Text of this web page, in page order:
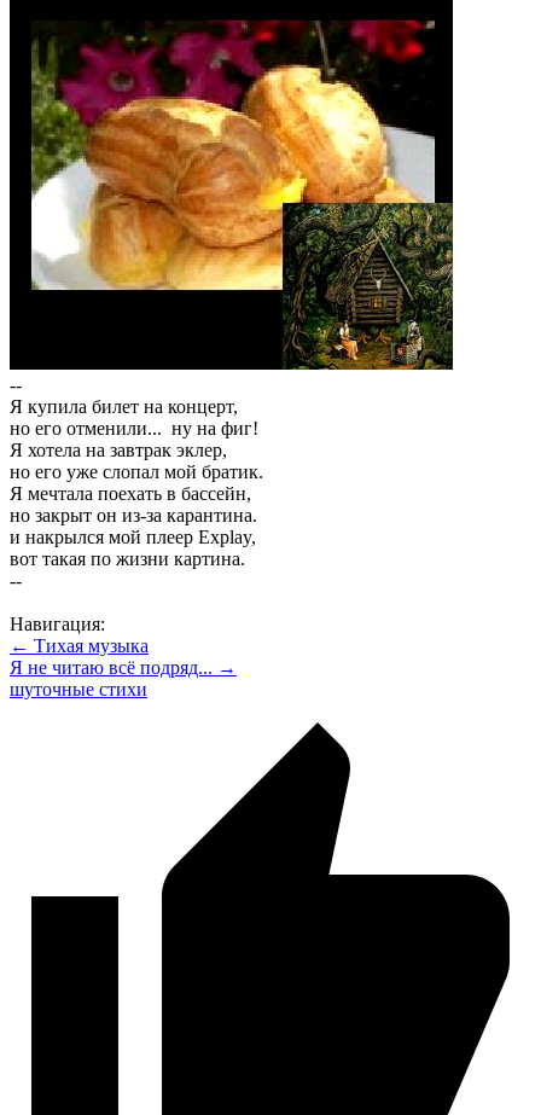
--
Я купила билет на концерт,
но его отменили... ну на фиг!
Я хотела на завтрак эклер,
но его уже слопал мой братик.
Я мечтала поехать в бассейн,
но закрыт он из-за карантина.
и накрылся мой плеер Explay,
вот такая по жизни картина.
--
Навигация:
← Тихая музыка
Я не читаю всё подряд... →
шуточные стихи